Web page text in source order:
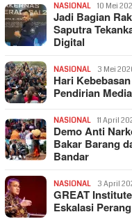
NASIONAL 10 Mei
Jadi Bagian
Saputra
Digital
NASIONAL 3 Mei
Hari
Pendirian
NASIONAL 11 April
Demo Anti
Bakar Barang
Bandar
NASIONAL 3 April
GREAT
Eskalasi